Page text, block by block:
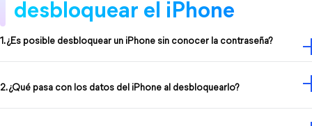
desbloquear el iPhone
1. ¿Es posible desbloquear un iPhone sin conocer la contraseña?
2. ¿Qué pasa con los datos del iPhone al desbloquearlo?